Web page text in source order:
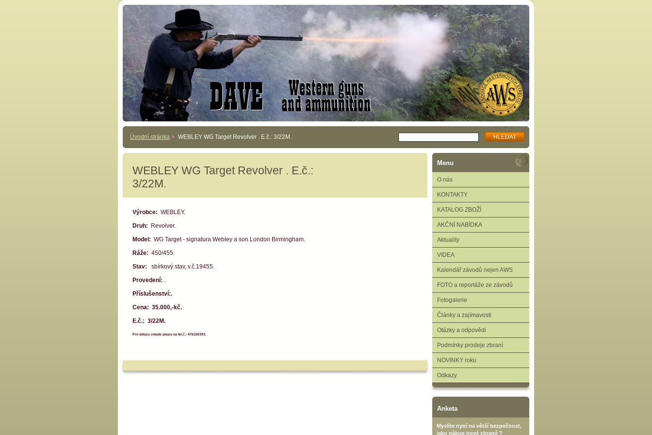
Úvodní stránka WEBLEY WG Target Revolver . E.č.: 3/22M.
WEBLEY WG Target Revolver . E.č.:
3/22M.
Výrobce: WEBLEY.
Druh:
Revolver.
Model: WG Target - signatura Webley a son London Birmingham.
Ráže: 450/455.
Stav: sbírkový stav, v.č.19455.
Provedení: .
Příslušenství:.
Cena: 35.000,-kč.
E.č.: 3/22M.
Pro dotazy volejte pouze na tel.č.: 476100393.
Menu
O nás
KONTAKTY
KATALOG ZBOŽÍ
AKČNÍ NABÍDKA
Aktuality
VIDEA
Kalendář závodů nejen AWS
FOTO a reportáže ze závodů
Fotogalerie
Články a zajímavosti
Otázky a odpovědi
Podmínky prodeje zbraní
NOVINKY roku
Odkazy
Anketa
Myslíte nyní na větší bezpečnost,
jako nákup nové zbraně ?